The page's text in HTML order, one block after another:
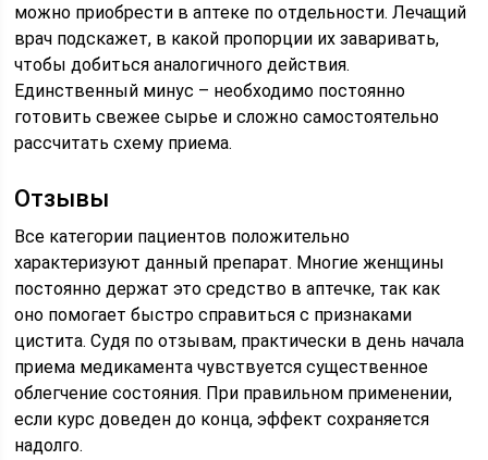
можно приобрести в аптеке по отдельности. Лечащий
врач подскажет, в какой пропорции их заваривать,
чтобы добиться аналогичного действия.
Единственный минус – необходимо постоянно
готовить свежее сырье и сложно самостоятельно
рассчитать схему приема.
Отзывы
Все категории пациентов положительно
характеризуют данный препарат. Многие женщины
постоянно держат это средство в аптечке, так как
оно помогает быстро справиться с признаками
цистита. Судя по отзывам, практически в день начала
приема медикамента чувствуется существенное
облегчение состояния. При правильном применении,
если курс доведен до конца, эффект сохраняется
надолго.